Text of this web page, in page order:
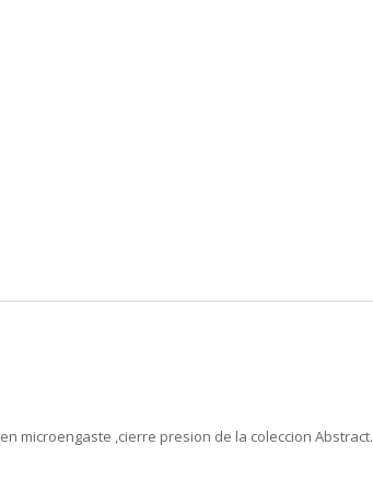
microengaste ,cierre presion de la coleccion Abstract.